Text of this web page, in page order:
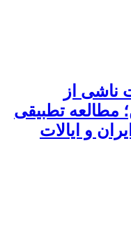
ناشی از
مطالعه تطبیقی
و ایالات